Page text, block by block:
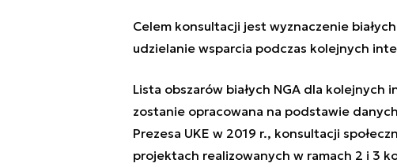
Celem konsultacji jest wyznaczenie
udzielanie wsparcia podczas kolejnych
Lista obszarów białych NGA dla
zostanie opracowana na podstawie
Prezesa UKE w 2019 r., konsultacji
projektach realizowanych w ramach 2 i 3